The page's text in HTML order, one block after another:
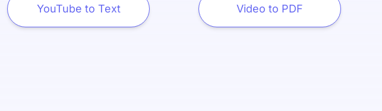
YouTube to Text Video to PDF